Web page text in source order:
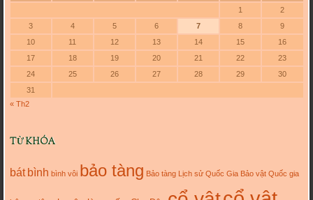
1
2
3
4 5 6 7 8
9
10
11 12 13 14 15
16
17
18 19 20 21 22
23
24
25 26 27 28 29
30
31
« Th2
TỪ KHÓA
bát bình bình vôi bảo tàng Bảo tàng Lịch sử Quốc Gia Bảo vật Quốc gia